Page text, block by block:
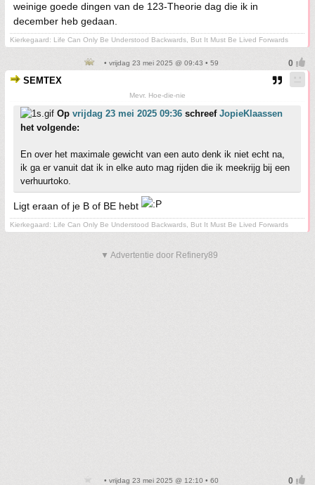
weinige goede dingen van de 123-Theorie dag die ik in
december heb gedaan.
Kierkegaard: Life Can Only Be Understood Backwards, But It Must Be Lived Forwards
• vrijdag 23 mei 2025 @ 09:43 • 59
SEMTEX
Mevr. Hoe-die-nie
Op vrijdag 23 mei 2025 09:36 schreef JopieKlaassen
het volgende:
En over het maximale gewicht van een auto denk ik niet echt na,
ik ga er vanuit dat ik in elke auto mag rijden die ik meekrijg bij een
verhuurtoko.
Ligt eraan of je B of BE hebt
Kierkegaard: Life Can Only Be Understood Backwards, But It Must Be Lived Forwards
▼ Advertentie door Refinery89
• vrijdag 23 mei 2025 @ 12:10 • 60